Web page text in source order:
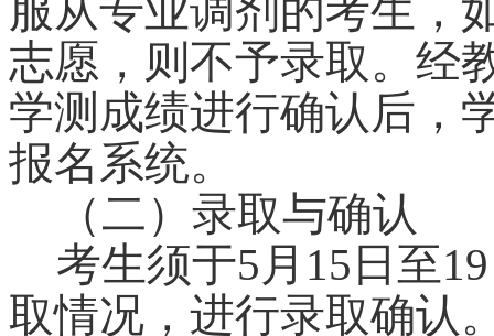
服从专业调剂的考生，
志愿，则不予录取。经
学测成绩进行确认后，
报名系统。
（二）录取与确认
考生须于5月15日至
取情况，进行录取确认